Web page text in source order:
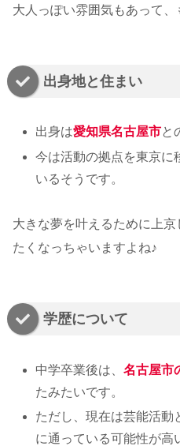
大人っぽい雰囲気もあって
出身地と住まい
出身は愛知県名古屋市と
今は活動の拠点を東京に
いるそうです。
大きな夢を叶えるために上
たくなっちゃいますよね♪
学歴について
中学卒業後は、名古屋市
たみたいです。
ただし、現在は芸能活動
に通っている可能性が高